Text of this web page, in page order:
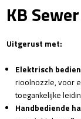
KB
Uitgerust met:
Elektrisch
rioolnozzle, voor
toegankelijke
Handbediende